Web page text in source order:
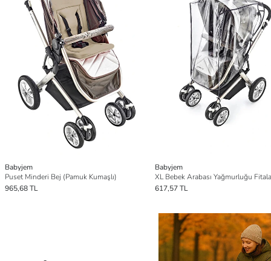
Babyjem
Puset Minderi Bej (Pamuk Kumaşlı)
965,68 TL
Babyjem
617,57 TL